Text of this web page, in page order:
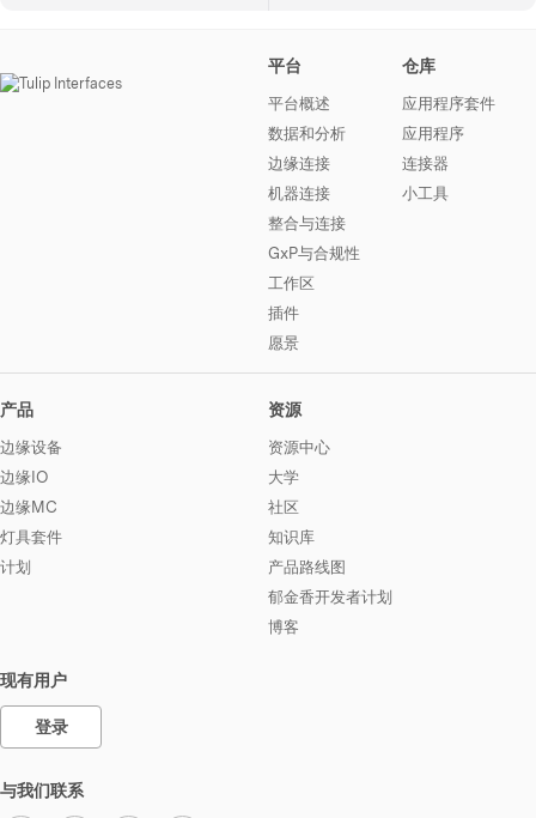
平台
平台概述
数据和分析
边缘连接
机器连接
整合与连接
GxP与合规性
工作区
插件
愿景
仓库
应用程序套件
应用程序
连接器
小工具
产品
边缘设备
边缘IO
边缘MC
灯具套件
计划
资源
资源中心
大学
社区
知识库
产品路线图
郁金香开发者计划
博客
现有用户
登录
与我们联系